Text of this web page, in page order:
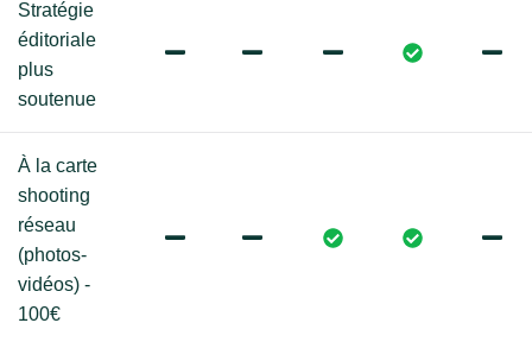
Stratégie
éditoriale
plus
soutenue
À la carte
shooting
réseau
(photos-
vidéos) -
100€